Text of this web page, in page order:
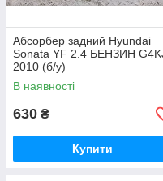
Абсорбер задний Hyundai
Sonata YF 2.4 БЕНЗИН
2010 (б/у)
В наявності
630 ₴
Купити